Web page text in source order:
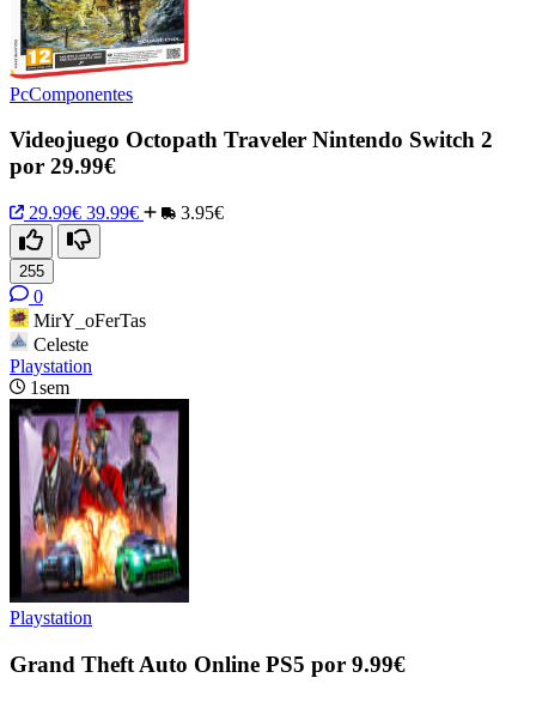
PcComponentes
Videojuego Octopath Traveler Nintendo Switch 2
por 29.99€
29.99€ 39.99€ 3.95€
255
0
MirY_oFerTas
Celeste
Playstation
1sem
Playstation
Grand Theft Auto Online PS5 por 9.99€